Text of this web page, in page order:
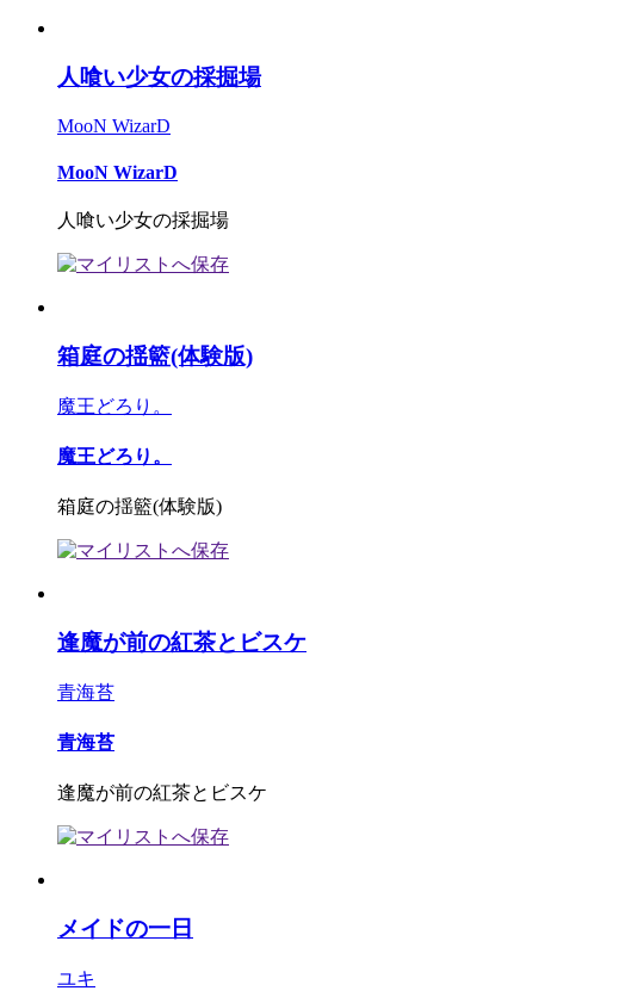
人喰い少女の採掘場
MooN WizarD
MooN WizarD
人喰い少女の採掘場
箱庭の揺籃(体験版)
魔王どろり。
魔王どろり。
箱庭の揺籃(体験版)
逢魔が前の紅茶とビスケ
青海苔
青海苔
逢魔が前の紅茶とビスケ
メイドの一日
ユキ